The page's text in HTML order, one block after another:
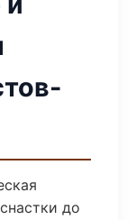
до